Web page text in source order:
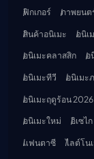
ฟิกเกอร์
ภาพยนต
สินค้าอนิเมะ
อนิเ
อนิเมะคลาสสิก
อ
อนิเมะทีวี
อนิเมะ
อนิเมะฤดูร้อน 2026
อนิเมะใหม่
อิเซไก
แฟนตาซี
ไลต์โน